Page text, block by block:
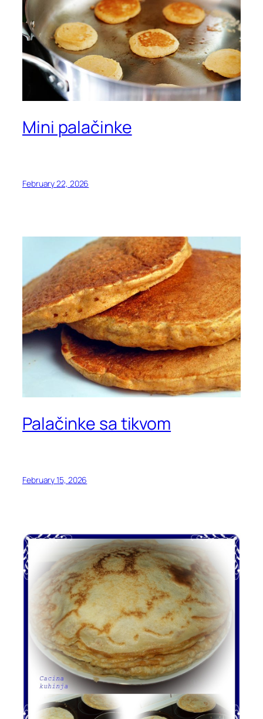
Mini palačinke
February 22, 2026
Palačinke sa tikvom
February 15, 2026